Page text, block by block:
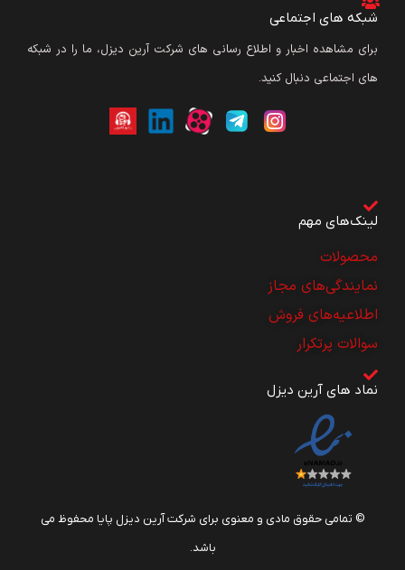
شبکه های اجتماعی
برای مشاهده اخبار و اطلاع رسانی های شرکت آرین دیزل، ما را در شبکه
های اجتماعی دنبال کنید.
لینک‌های مهم
محصولات
نمایندگی‌های مجاز
اطلاعیه‌های فروش
سوالات پرتکرار
نماد های آرین دیزل
© تمامی حقوق مادی و معنوی برای شرکت آرین دیزل پایا محفوظ می
باشد.